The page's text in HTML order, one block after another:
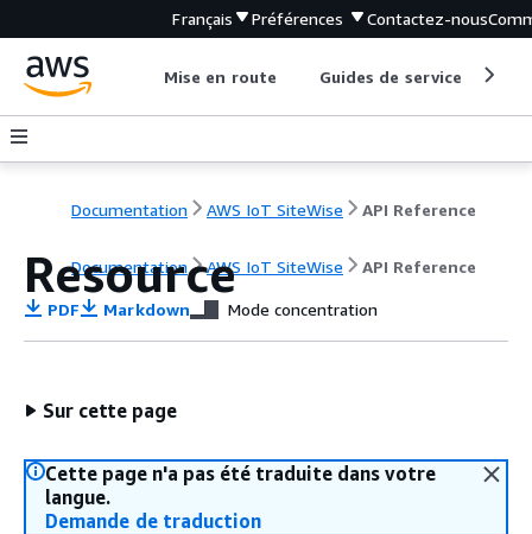
Français Préférences Contactez-nous
Mise en route Guides de service
Documentation AWS IoT SiteWise API Reference
Documentation AWS IoT SiteWise API Reference
Resource
PDF Markdown Mode concentration
Sur cette page
Cette page n'a pas été traduite dans votre
langue.
Demande de traduction